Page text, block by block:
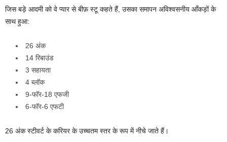
जिस बड़े आदमी को वे प्यार से बीफ़ स्टू कहते हैं, उसका समापन अविश्वसनीय आँकड़ों के
साथ हुआ:
26 अंक
14 रिबाउंड
3 सहायता
4 ब्लॉक
9-फॉर-18 एफजी
6-फॉर-6 एफटी
26 अंक स्टीवर्ट के करियर के उच्चतम स्तर के रूप में नीचे जाते हैं।